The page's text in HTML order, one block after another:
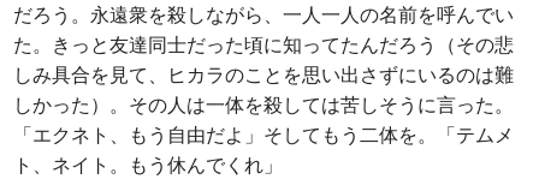
だろう。永遠衆を殺しながら、一人一人の名前を呼んでい
た。きっと友達同士だった頃に知ってたんだろう（その悲
しみ具合を見て、ヒカラのことを思い出さずにいるのは難
しかった）。その人は一体を殺しては苦しそうに言った。
「エクネト、もう自由だよ」そしてもう二体を。「テムメ
ト、ネイト。もう休んでくれ」